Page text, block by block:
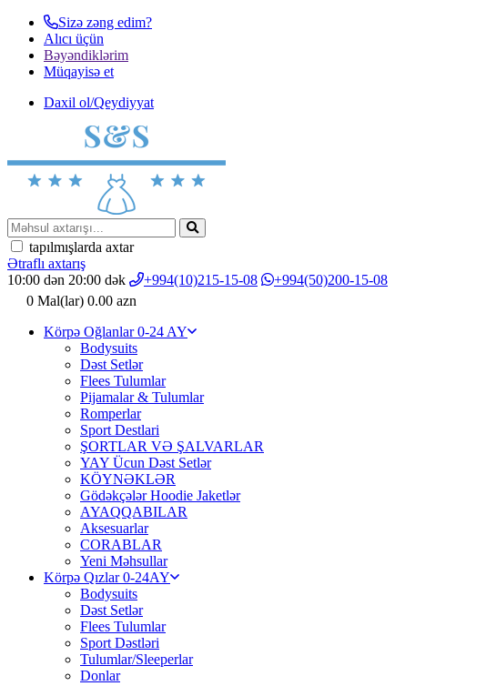
Sizə zəng edim?
Alıcı üçün
Bəyəndiklərim
Müqayisә et
Daxil ol/Qeydiyyat
tapılmışlarda axtar
Ətraflı axtarış
10:00 dən 20:00 dək
+994(10)215-15-08
+994(50)200-15-08
0 Mal(lar) 0.00 azn
Körpə Oğlanlar 0-24 AY
Bodysuits
Dəst Setlər
Flees Tulumlar
Pijamalar & Tulumlar
Romperlar
Sport Destlari
ŞORTLAR VƏ ŞALVARLAR
YAY Ücun Dəst Setlər
KÖYNƏKLƏR
Gödəkçələr Hoodie Jaketlər
AYAQQABILAR
Aksesuarlar
CORABLAR
Yeni Məhsullar
Körpə Qızlar 0-24AY
Bodysuits
Dəst Setlər
Flees Tulumlar
Sport Dəstləri
Tulumlar/Sleeperlar
Donlar